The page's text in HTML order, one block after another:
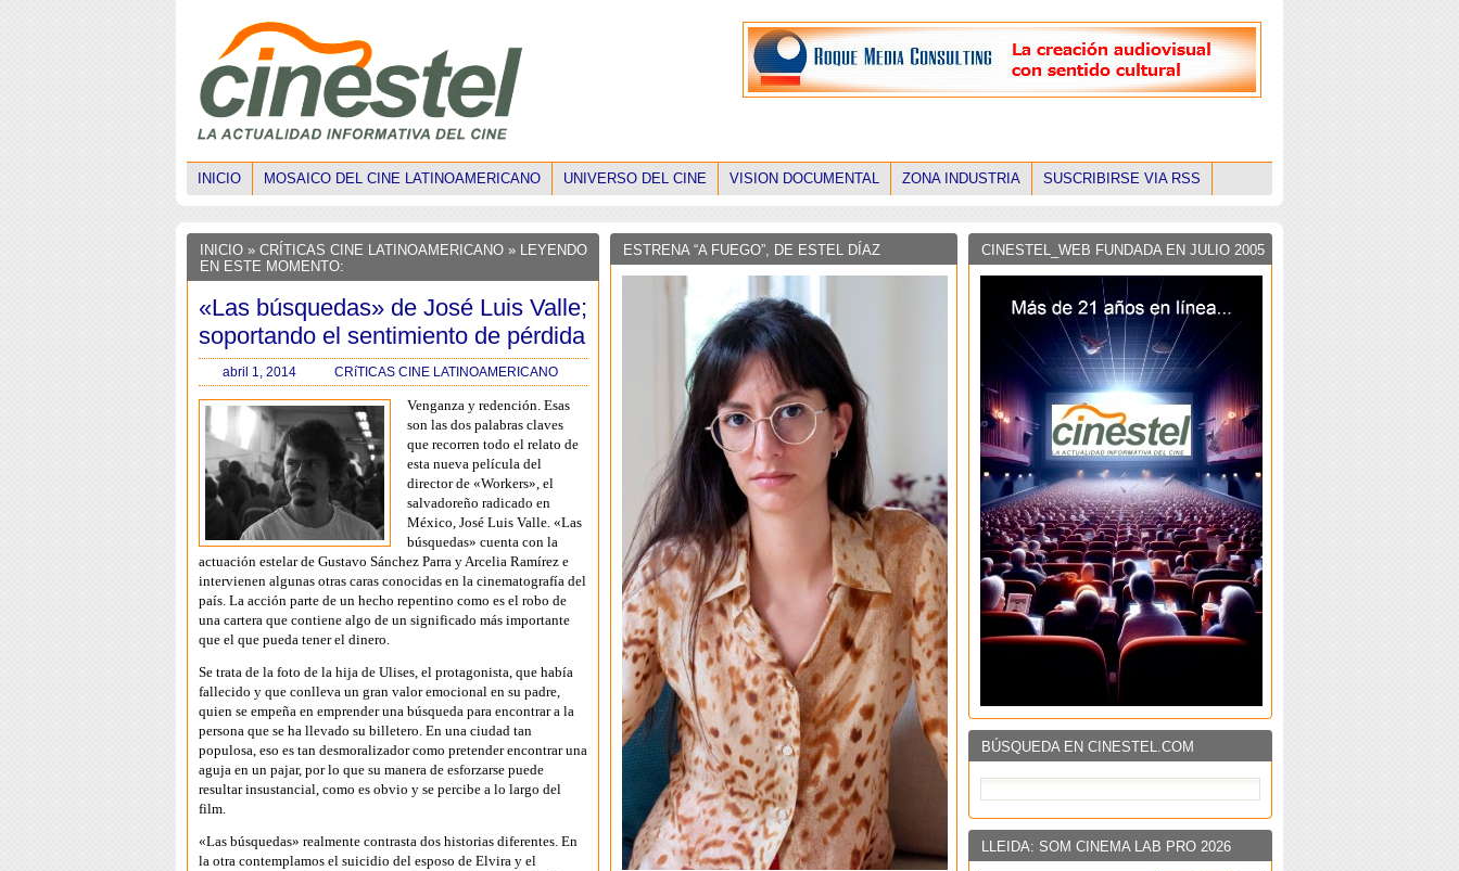
INICIO MOSAICO DEL CINE LATINOAMERICANO UNIVERSO DEL CINE VISION DOCUMENTAL ZONA INDUSTRIA SUSCRIBIRSE VIA RSS
INICIO » CRÍTICAS CINE LATINOAMERICANO » LEYENDO
EN ESTE MOMENTO:
«Las búsquedas» de José Luis Valle;
soportando el sentimiento de pérdida
abril 1, 2014 CRíTICAS CINE LATINOAMERICANO
Venganza y redención. Esas
son las dos palabras claves
que recorren todo el relato de
esta nueva película del
director de «Workers», el
salvadoreño radicado en
México, José Luis Valle. «Las
búsquedas» cuenta con la
actuación estelar de Gustavo Sánchez Parra y Arcelia Ramírez e
intervienen algunas otras caras conocidas en la cinematografía del
país. La acción parte de un hecho repentino como es el robo de
una cartera que contiene algo de un significado más importante
que el que pueda tener el dinero.
Se trata de la foto de la hija de Ulises, el protagonista, que había
fallecido y que conlleva un gran valor emocional en su padre,
quien se empeña en emprender una búsqueda para encontrar a la
persona que se ha llevado su billetero. En una ciudad tan
populosa, eso es tan desmoralizador como pretender encontrar una
aguja en un pajar, por lo que su manera de esforzarse puede
resultar insustancial, como es obvio y se percibe a lo largo del
film.
«Las búsquedas» realmente contrasta dos historias diferentes. En
la otra contemplamos el suicidio del esposo de Elvira y el
CINESTEL_WEB FUNDADA EN JULIO 2005
BÚSQUEDA EN CINESTEL.COM
LLEIDA: SOM CINEMA LAB PRO 2026
ESTRENA “A FUEGO”, DE ESTEL DÍAZ